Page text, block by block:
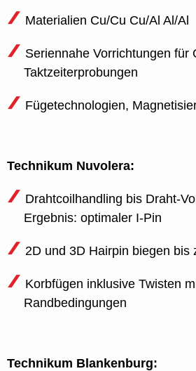
Materialien Cu/Cu Cu/Al Al/Al
Seriennahe Vorrichtungen für
Taktzeiterprobungen
Fügetechnologien,
Technikum Nuvolera:
Drahtcoilhandling bis Draht-
Ergebnis: optimaler I-Pin
2D und 3D Hairpin biegen bis
Korbfügen inklusive Twisten
Randbedingungen
Technikum Blankenburg: